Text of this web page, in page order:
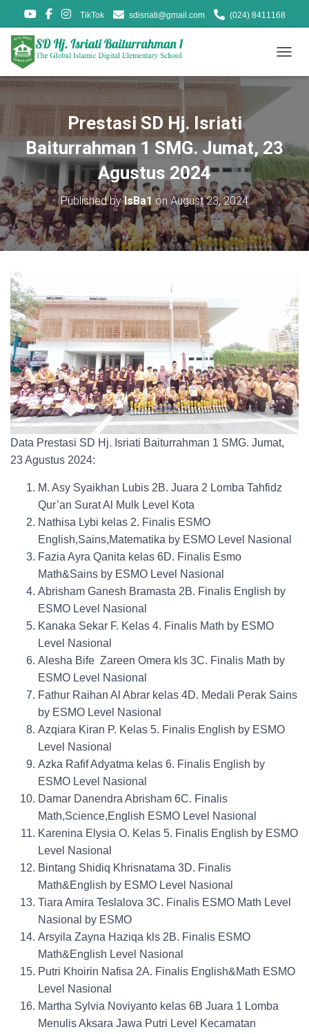
TikTok sdisriati@gmail.com (024) 8411168
O
G
A
V
I
G
A
I
O
Prestasi SD Hj. Isriati
Baiturrahman 1 SMG. Jumat, 23
Agustus 2024
Published byIsBa1onAugust 23, 2024
Data Prestasi SD Hj. Isriati Baiturrahman 1 SMG. Jumat,
23 Agustus 2024:
M. Asy Syaikhan Lubis 2B. Juara 2 Lomba Tahfidz
Qur’an Surat Al Mulk Level Kota
Nathisa Lybi kelas 2. Finalis ESMO
English,Sains,Matematika by ESMO Level Nasional
Fazia Ayra Qanita kelas 6D. Finalis Esmo
Math&Sains by ESMO Level Nasional
Abrisham Ganesh Bramasta 2B. Finalis English by
ESMO Level Nasional
Kanaka Sekar F. Kelas 4. Finalis Math by ESMO
Level Nasional
Alesha Bife Zareen Omera kls 3C. Finalis Math by
ESMO Level Nasional
Fathur Raihan Al Abrar kelas 4D. Medali Perak Sains
by ESMO Level Nasional
Azqiara Kiran P. Kelas 5. Finalis English by ESMO
Level Nasional
Azka Rafif Adyatma kelas 6. Finalis English by
ESMO Level Nasional
Damar Danendra Abrisham 6C. Finalis
Math,Science,English ESMO Level Nasional
Karenina Elysia O. Kelas 5. Finalis English by ESMO
Level Nasional
Bintang Shidiq Khrisnatama 3D. Finalis
Math&English by ESMO Level Nasional
Tiara Amira Teslalova 3C. Finalis ESMO Math Level
Nasional by ESMO
Arsyila Zayna Haziqa kls 2B. Finalis ESMO
Math&English Level Nasional
Putri Khoirin Nafisa 2A. Finalis English&Math ESMO
Level Nasional
Martha Sylvia Noviyanto kelas 6B Juara 1 Lomba
Menulis Aksara Jawa Putri Level Kecamatan